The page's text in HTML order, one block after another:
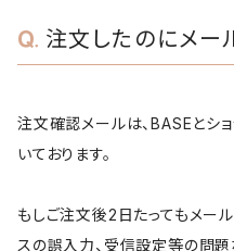
注文したのにメー
注文確認メールは、BASEとシ
いております。
もしご注文後2日たってもメー
スの誤入力、受信設定等の問題